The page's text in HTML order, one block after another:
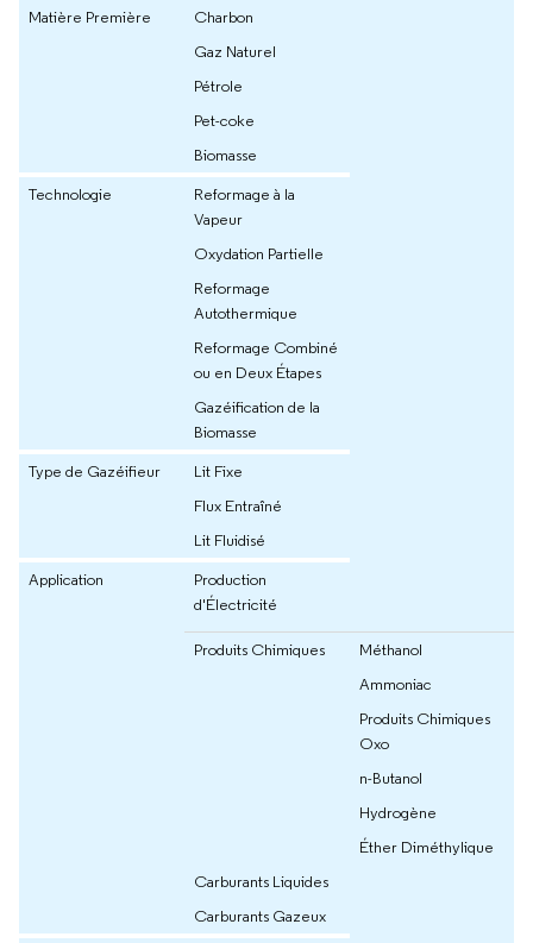
Matière Première
Charbon
Gaz Naturel
Pétrole
Pet-coke
Biomasse
Technologie
Reformage à la
Vapeur
Oxydation Partielle
Reformage
Autothermique
Reformage Combiné
ou en Deux Étapes
Gazéification de la
Biomasse
Type de Gazéifieur
Lit Fixe
Flux Entraîné
Lit Fluidisé
Application
Production
d'Électricité
Produits Chimiques
Méthanol
Ammoniac
Produits Chimiques
Oxo
n-Butanol
Hydrogène
Éther Diméthylique
Carburants Liquides
Carburants Gazeux